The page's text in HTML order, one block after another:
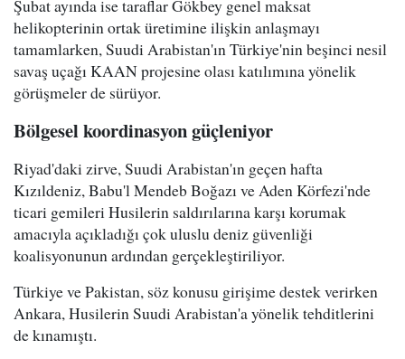
Şubat ayında ise taraflar Gökbey genel maksat
helikopterinin ortak üretimine ilişkin anlaşmayı
tamamlarken, Suudi Arabistan'ın Türkiye'nin beşinci nesil
savaş uçağı KAAN projesine olası katılımına yönelik
görüşmeler de sürüyor.
Bölgesel koordinasyon güçleniyor
Riyad'daki zirve, Suudi Arabistan'ın geçen hafta
Kızıldeniz, Babu'l Mendeb Boğazı ve Aden Körfezi'nde
ticari gemileri Husilerin saldırılarına karşı korumak
amacıyla açıkladığı çok uluslu deniz güvenliği
koalisyonunun ardından gerçekleştiriliyor.
Türkiye ve Pakistan, söz konusu girişime destek verirken
Ankara, Husilerin Suudi Arabistan'a yönelik tehditlerini
de kınamıştı.